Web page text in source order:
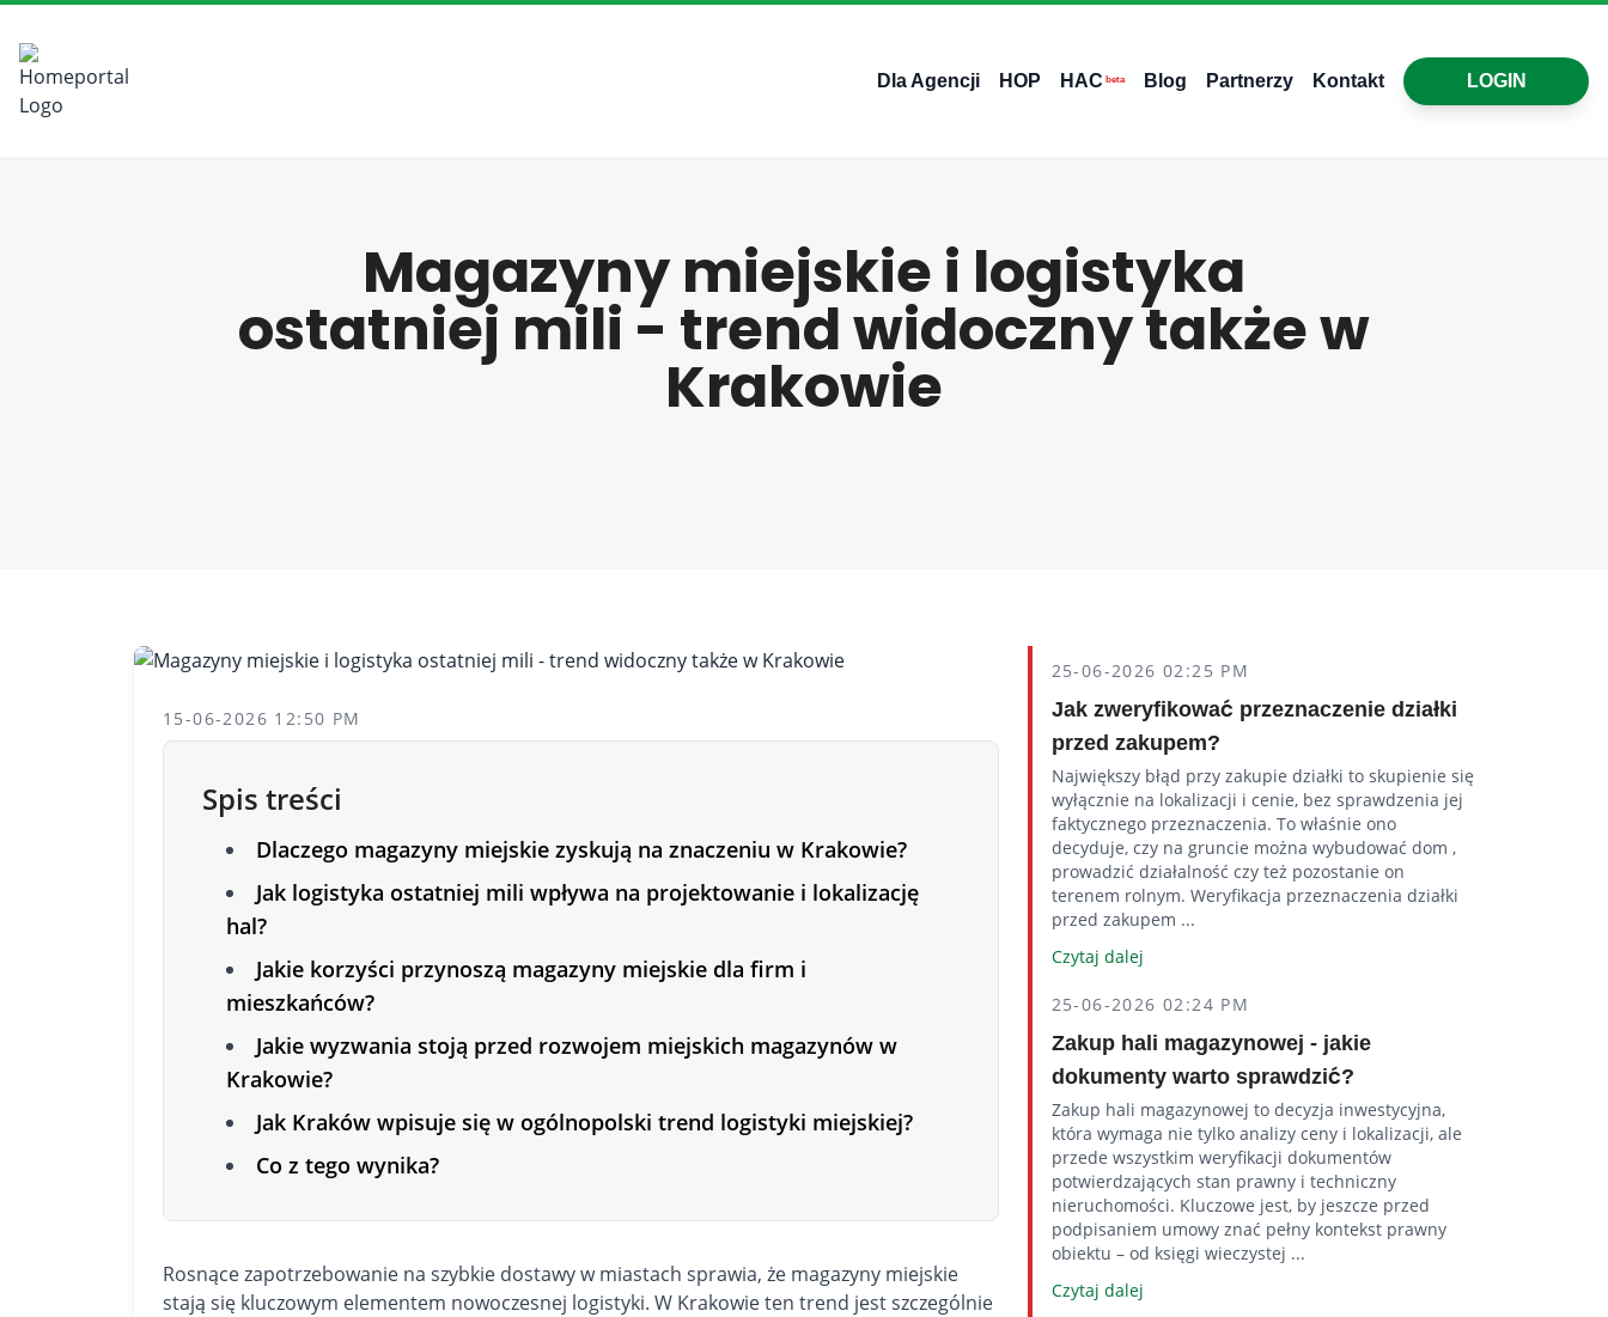
Dla Agencji HOP HAC beta Blog Partnerzy Kontakt LOGIN
Magazyny miejskie i logistyka
ostatniej mili - trend widoczny także w
Krakowie
15-06-2026 12:50 PM
Spis treści
Dlaczego magazyny miejskie zyskują na znaczeniu w Krakowie?
Jak logistyka ostatniej mili wpływa na projektowanie i lokalizację
hal?
Jakie korzyści przynoszą magazyny miejskie dla firm i
mieszkańców?
Jakie wyzwania stoją przed rozwojem miejskich magazynów w
Krakowie?
Jak Kraków wpisuje się w ogólnopolski trend logistyki miejskiej?
Co z tego wynika?
Rosnące zapotrzebowanie na szybkie dostawy w miastach sprawia, że magazyny miejskie
stają się kluczowym elementem nowoczesnej logistyki. W Krakowie ten trend jest szczególnie
25-06-2026 02:25 PM
Jak zweryfikować przeznaczenie działki
przed zakupem?
Największy błąd przy zakupie działki to skupienie się
wyłącznie na lokalizacji i cenie, bez sprawdzenia jej
faktycznego przeznaczenia. To właśnie ono
decyduje, czy na gruncie można wybudować dom ,
prowadzić działalność czy też pozostanie on
terenem rolnym. Weryfikacja przeznaczenia działki
przed zakupem ...
Czytaj dalej
25-06-2026 02:24 PM
Zakup hali magazynowej - jakie
dokumenty warto sprawdzić?
Zakup hali magazynowej to decyzja inwestycyjna,
która wymaga nie tylko analizy ceny i lokalizacji, ale
przede wszystkim weryfikacji dokumentów
potwierdzających stan prawny i techniczny
nieruchomości. Kluczowe jest, by jeszcze przed
podpisaniem umowy znać pełny kontekst prawny
obiektu – od księgi wieczystej ...
Czytaj dalej